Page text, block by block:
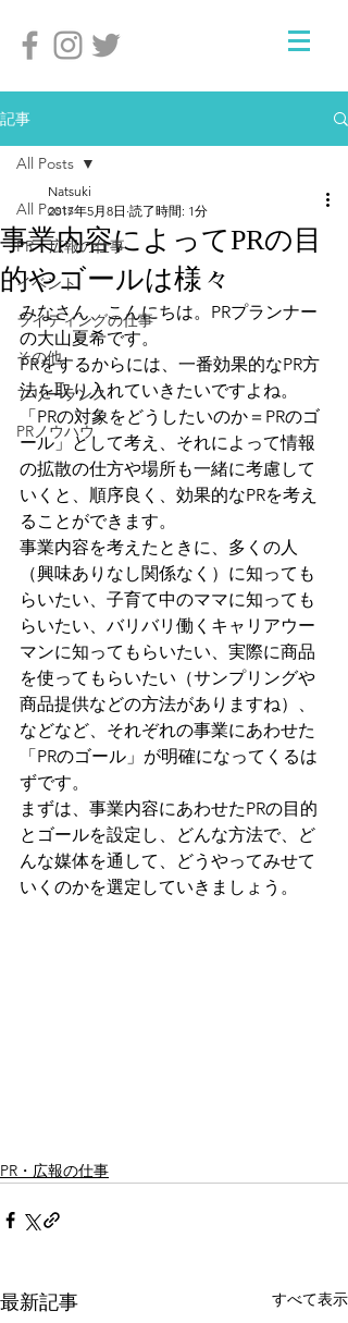
記事
All Posts
PR・広報の仕事
イベント
ライティングの仕事
その他
フリーランス
PRノウハウ
All Posts
事業内容によってPRの目
的やゴールは様々
Natsuki
2017年5月8日 読了時間: 1分
みなさん、こんにちは。PRプランナー
の大山夏希です。
PRをするからには、一番効果的なPR方
法を取り入れていきたいですよね。
「PRの対象をどうしたいのか＝PRのゴ
ール」として考え、それによって情報
の拡散の仕方や場所も一緒に考慮して
いくと、順序良く、効果的なPRを考え
ることができます。
事業内容を考えたときに、多くの人
（興味ありなし関係なく）に知っても
らいたい、子育て中のママに知っても
らいたい、バリバリ働くキャリアウー
マンに知ってもらいたい、実際に商品
を使ってもらいたい（サンプリングや
商品提供などの方法がありますね）、
などなど、それぞれの事業にあわせた
「PRのゴール」が明確になってくるは
ずです。
まずは、事業内容にあわせたPRの目的
とゴールを設定し、どんな方法で、ど
んな媒体を通して、どうやってみせて
いくのかを選定していきましょう。
PR・広報の仕事
最新記事 すべて表示